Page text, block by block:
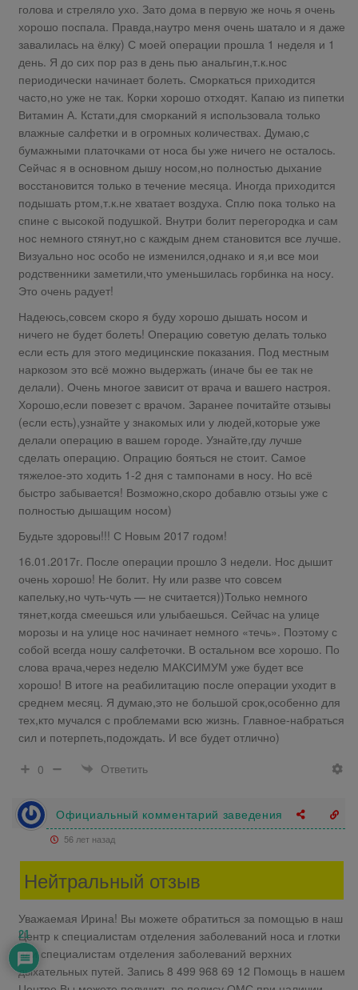
голова и стреляло ухо. Зато дома в первую же ночь я очень
хорошо поспала. Правда,наутро меня очень шатало и я даже
завалилась на ёлку) С моей операции прошла 1 неделя и 1
день. Я до сих пор раз в день пью анальгин,т.к.нос
периодически начинает болеть. Сморкаться приходится
часто,но уже не так. Корки хорошо отходят. Капаю из пипетки
Витамин А. Кстати,для сморканий я использовала только
влажные салфетки и в огромных количествах. Думаю,с
бумажными платочками от носа бы уже ничего не осталось.
Сейчас я в основном дышу носом,но полностью дыхание
восстановится только в течение месяца. Иногда приходится
подышать ртом,т.к.не хватает воздуха. Сплю пока только на
спине с высокой подушкой. Внутри болит перегородка и сам
нос немного стянут,но с каждым днем становится все лучше.
Визуально нос особо не изменился,однако и я,и все мои
родственники заметили,что уменьшилась горбинка на носу.
Это очень радует!
Надеюсь,совсем скоро я буду хорошо дышать носом и
ничего не будет болеть! Операцию советую делать только
если есть для этого медицинские показания. Под местным
наркозом это всё можно выдержать (иначе бы ее так не
делали). Очень многое зависит от врача и вашего настроя.
Хорошо,если повезет с врачом. Заранее почитайте отзывы
(если есть),узнайте у знакомых или у людей,которые уже
делали операцию в вашем городе. Узнайте,гду лучше
сделать операцию. Опрацию бояться не стоит. Самое
тяжелое-это ходить 1-2 дня с тампонами в носу. Но всё
быстро забывается! Возможно,скоро добавлю отзыы уже с
полностью дышащим носом)
Будьте здоровы!!! С Новым 2017 годом!
16.01.2017г. После операции прошло 3 недели. Нос дышит
очень хорошо! Не болит. Ну или разве что совсем
капельку,но чуть-чуть — не считается))Только немного
тянет,когда смеешься или улыбаешься. Сейчас на улице
морозы и на улице нос начинает немного «течь». Поэтому с
собой всегда ношу салфеточки. В остальном все хорошо. По
слова врача,через неделю МАКСИМУМ уже будет все
хорошо! В итоге на реабилитацию после операции уходит в
среднем месяц. Я думаю,это не большой срок,особенно для
тех,кто мучался с проблемами всю жизнь. Главное-набраться
сил и потерпеть,подождать. И все будет отлично)
0
Ответить
Официальный комментарий заведения
56 лет назад
Нейтральный отзыв
Уважаемая Ирина! Вы можете обратиться за помощью в наш
Центр к специалистам отделения заболеваний носа и глотки
или специалистам отделения заболеваний верхних
дыхательных путей. Запись 8 499 968 69 12 Помощь в нашем
21